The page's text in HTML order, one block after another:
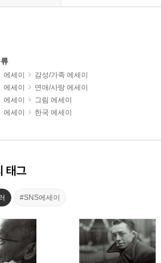
에세이
감성/가족 에세이
에세이
연애/사랑 에세이
에세이
그림 에세이
에세이 한국 에세이
태그
#SNS에세이